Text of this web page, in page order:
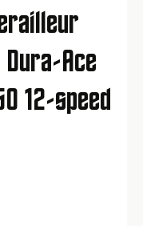
Ace
12-speed